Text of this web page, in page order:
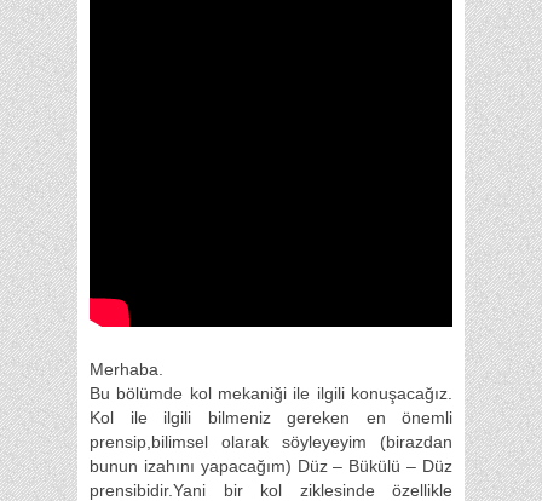
Merhaba.
Bu bölümde kol mekaniği ile ilgili konuşacağız.
Kol ile ilgili bilmeniz gereken en önemli
prensip,bilimsel olarak söyleyeyim (birazdan
bunun izahını yapacağım) Düz – Bükülü – Düz
prensibidir.Yani bir kol ziklesinde özellikle